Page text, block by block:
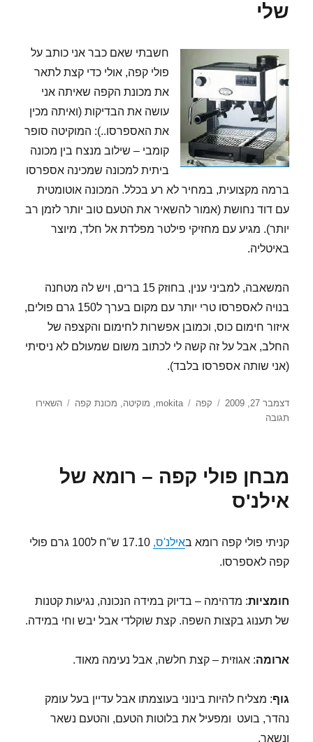
שלי
חשבתי שאם כבר אני כותב על
פולי קפה, אולי כדי קצת לתאר
את מכונת הקפה שאיתה אני
עושה את הבדיקות (ואיתה מכין
את האספרסו..): המוקיטה סופר
קומבי – שילוב מנצח בין מכונה
ביתית למכונה שמכינה אספרסו
ברמה מקצועית, במחיר לא רע בכלל. המכונה אוטומטית
עם דוד נחושת (אמור להשאיר את הטעם טוב יותר לזמן רב
יותר). מגיע עם מחזיקי פילטר מפלדת אל חלד, מיוצר
באיטליה.
המשאבה, למביני ענין, בחוזק 15 ברים, ויש לה מטחנה
בנויה לאספרסו טרי יותר עם מקום בערך ל150 גרם פולים,
איזור חימום כוס, וכמובן אפשרות לחימום והקצפה של
החלב, אבל על זה קשה לי לכתוב משום שמעולם לא ניסיתי
(אני שותה אספרסו בלבד).
פורסם
בתאריך
דצמבר 27, 2009 קטגוריות
קפה תגיות
mokita
, מוקיטה, מכונת קפה
השאירו
תגובה
–
Mokita
Super
מכונת
הקפה
מבחן פולי קפה – רומא של
אילנ'ס
קניתי פולי קפה רומא באילנ'ס,
17.10 ש"ח ל100 גרם פולי
קפה לאספרסו.
חומציות: מדהימה – בדיוק במידה הנכונה, נגיעות קטנות
של תענוג בקצות השפה. קצת שוקלדי אבל יבש וחי במידה.
ארומה: אגוזית – קצת חלשה, אבל נעימה מאוד.
גוף: מצליח להיות בינוני בעוצמתו אבל עדיין בעל עומק
נהדר, בועט ומפעיל את בלוטות הטעם, והטעם נשאר
ונשאר.